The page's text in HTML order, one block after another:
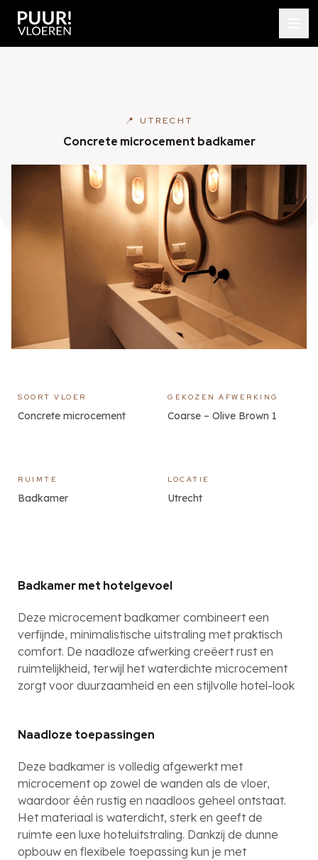
📍 UTRECHT
Concrete microcement badkamer
SOORT VLOER
Concrete microcement
GEKOZEN AFWERKING
Coarse – Olive Brown 1
RUIMTE
Badkamer
LOCATIE
Utrecht
Badkamer met hotelgevoel
Deze microcement badkamer combineert een
verfijnde, minimalistische uitstraling met praktisch
comfort. De naadloze afwerking creëert rust en
ruimtelijkheid, terwijl het waterdichte microcement
zorgt voor duurzaamheid en een stijlvolle hotel-look
Naadloze toepassingen
Deze badkamer is volledig afgewerkt met
microcement op zowel de wanden als de vloer,
waardoor één rustig en naadloos geheel ontstaat.
Het materiaal is waterdicht, sterk en geeft de
ruimte een luxe hoteluitstraling. Dankzij de dunne
opbouw en flexibele toepassing kun je met